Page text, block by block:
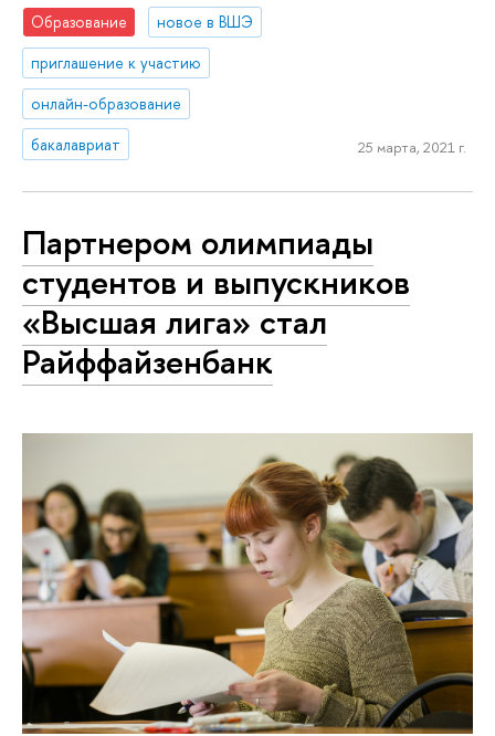
Образование
новое в ВШЭ
приглашение к участию
онлайн-образование
бакалавриат
25 марта, 2021 г.
Партнером олимпиады
студентов и выпускников
«Высшая лига» стал
Райффайзенбанк